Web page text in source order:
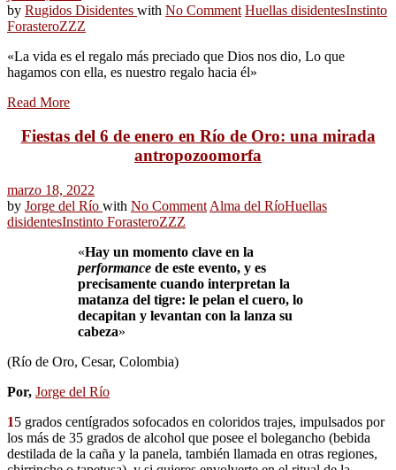
by Rugidos Disidentes with No Comment Huellas disidentesInstinto
ForasteroZZZ
«La vida es el regalo más preciado que Dios nos dio, Lo que
hagamos con ella, es nuestro regalo hacia él»
Read More
Fiestas del 6 de enero en Río de Oro: una mirada
antropozoomorfa
marzo 18, 2022
by Jorge del Río with No Comment Alma del RíoHuellas
disidentesInstinto ForasteroZZZ
«Hay un momento clave en la
performance de este evento, y es
precisamente cuando interpretan la
matanza del tigre: le pelan el cuero, lo
decapitan y levantan con la lanza su
cabeza»
(Río de Oro, Cesar, Colombia)
Por, Jorge del Río
15 grados centígrados sofocados en coloridos trajes, impulsados por
los más de 35 grados de alcohol que posee el bolegancho (bebida
destilada de la caña y la panela, también llamada en otras regiones,